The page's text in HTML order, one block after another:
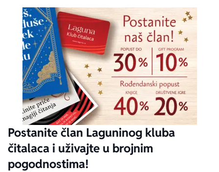
Postanite član Laguninog kluba
čitalaca i uživajte u brojnim
pogodnostima!